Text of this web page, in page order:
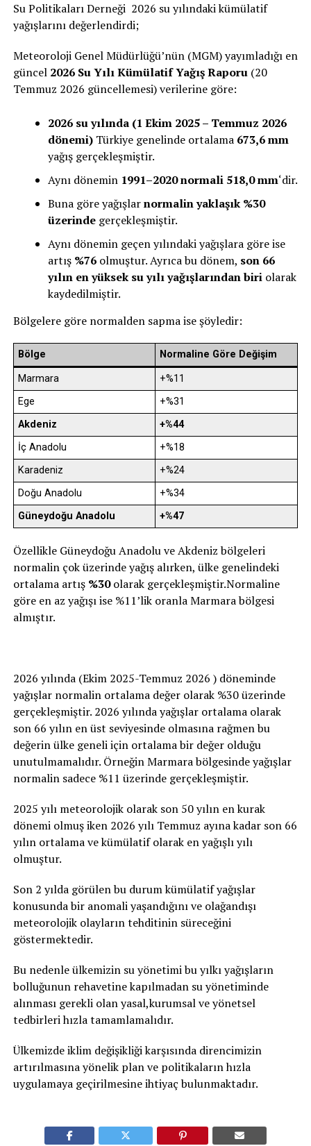
Su Politikaları Derneği 2026 su yılındaki kümülatif
yağışlarını değerlendirdi;
Meteoroloji Genel Müdürlüğü’nün (MGM) yayımladığı en
güncel 2026 Su Yılı Kümülatif Yağış Raporu(20
Temmuz 2026 güncellemesi) verilerine göre:
2026 su yılında (1 Ekim 2025 – Temmuz 2026
dönemi)Türkiye genelinde ortalama 673,6 mm
yağış gerçekleşmiştir.
Aynı dönemin 1991–2020 normali 518,0 mm‘dir.
Buna göre yağışlarnormalin yaklaşık %30
üzerindegerçekleşmiştir.
Aynı dönemin geçen yılındaki yağışlara göre ise
artış %76olmuştur. Ayrıca bu dönem, son 66
yılın en yüksek su yılı yağışlarından biriolarak
kaydedilmiştir.
Bölgelere göre normalden sapma ise şöyledir:
Bölge Normaline Göre Değişim
Marmara
+%11
Ege
+%31
Akdeniz
+%44
İç Anadolu
+%18
Karadeniz
+%24
Doğu Anadolu
+%34
Güneydoğu Anadolu
+%47
Özellikle Güneydoğu Anadolu ve Akdeniz bölgeleri
normalin çok üzerinde yağış alırken, ülke genelindeki
ortalama artış %30olarak gerçekleşmiştir.Normaline
göre en az yağışı ise %11’lik oranla Marmara bölgesi
almıştır.
2026 yılında (Ekim 2025-Temmuz 2026 ) döneminde
yağışlar normalin ortalama değer olarak %30 üzerinde
gerçekleşmiştir. 2026 yılında yağışlar ortalama olarak
son 66 yılın en üst seviyesinde olmasına rağmen bu
değerin ülke geneli için ortalama bir değer olduğu
unutulmamalıdır. Örneğin Marmara bölgesinde yağışlar
normalin sadece %11 üzerinde gerçekleşmiştir.
2025 yılı meteorolojik olarak son 50 yılın en kurak
dönemi olmuş iken 2026 yılı Temmuz ayına kadar son 66
yılın ortalama ve kümülatif olarak en yağışlı yılı
olmuştur.
Son 2 yılda görülen bu durum kümülatif yağışlar
konusunda bir anomali yaşandığını ve olağandışı
meteorolojik olayların tehditinin süreceğini
göstermektedir.
Bu nedenle ülkemizin su yönetimi bu yılkı yağışların
bolluğunun rehavetine kapılmadan su yönetiminde
alınması gerekli olan yasal,kurumsal ve yönetsel
tedbirleri hızla tamamlamalıdır.
Ülkemizde iklim değişikliği karşısında direncimizin
artırılmasına yönelik plan ve politikaların hızla
uygulamaya geçirilmesine ihtiyaç bulunmaktadır.